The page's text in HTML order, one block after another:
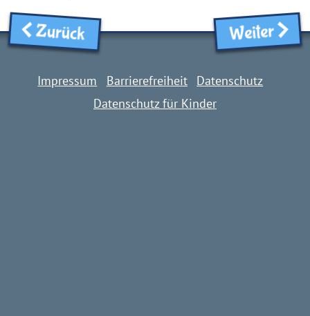
Zurück Weiter
Impressum Barrierefreiheit
Datenschutz
Datenschutz für Kinder